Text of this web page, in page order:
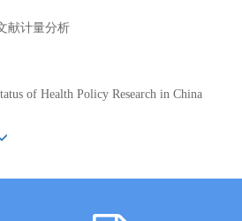
献计量分析
of Health Policy Research in China